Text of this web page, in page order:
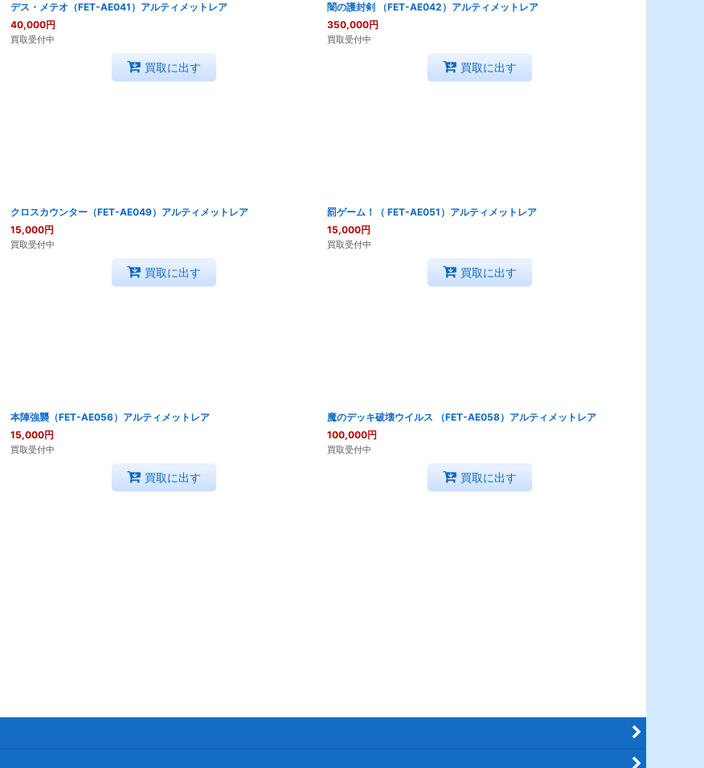
デス・メテオ（FET-AE041）アルティメットレア
40,000円
買取受付中
買取に出す
闇の護封剣 （FET-AE042）アルティメットレア
350,000円
買取受付中
買取に出す
クロスカウンター（FET-AE049）アルティメットレア
15,000円
買取受付中
買取に出す
罰ゲーム！（ FET-AE051）アルティメットレア
15,000円
買取受付中
買取に出す
本陣強襲（FET-AE056）アルティメットレア
15,000円
買取受付中
買取に出す
魔のデッキ破壊ウイルス （FET-AE058）アルティメットレア
100,000円
買取受付中
買取に出す